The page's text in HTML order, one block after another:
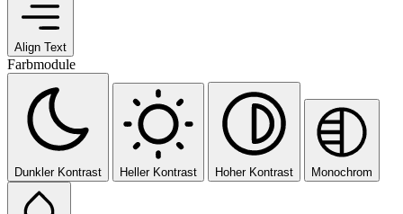
Align Text
Farbmodule
Dunkler Kontrast Heller Kontrast Hoher Kontrast Monochrom